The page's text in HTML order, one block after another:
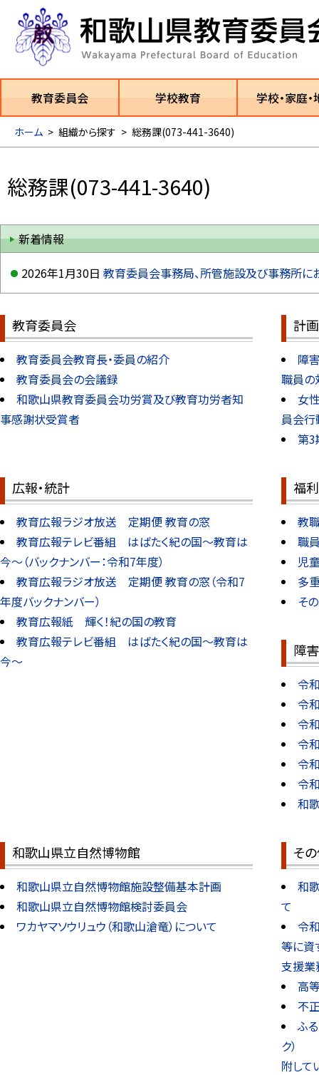
教育委員会 学校教育 学校・家庭
ホーム > 組織から探す > 総務課(073-441-3640)
総務課(073-441-3640)
新着情報
2026年1月30日 教育委員会事務局、所管施設及び事務所に
教育委員会
教育委員会教育長・委員の紹介
教育委員会の会議録
和歌山県教育委員会功労賞及び教育功労者知
事感謝状受賞者
計
障
職員の
女
員会
第3
広報・統計
教育広報ラジオ放送 定期便 教育の窓
教育広報テレビ番組 はばたく紀の国～教育は
今～（バックナンバー：令和7年度）
教育広報ラジオ放送 定期便 教育の窓（令和7
年度バックナンバー）
教育広報紙 輝く！紀の国の教育
教育広報テレビ番組 はばたく紀の国～教育は
今～
福
教
職
児
多
そ
障
令
令
令
令
令
令
和
和歌山県立自然博物館
和歌山県立自然博物館施設整備基本計画
和歌山県立自然博物館検討委員会
ワカヤマソウリュウ（和歌山滄竜）について
そ
和
て
令
等に資
支援業
高
不
ふ
ク）
附して